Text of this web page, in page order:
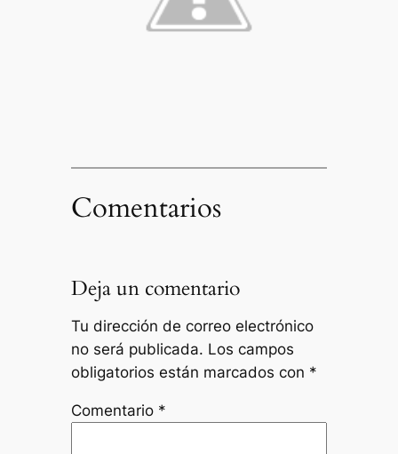
Comentarios
Deja un comentario
Tu dirección de correo electrónico
no será publicada. Los campos
obligatorios están marcados con *
Comentario *